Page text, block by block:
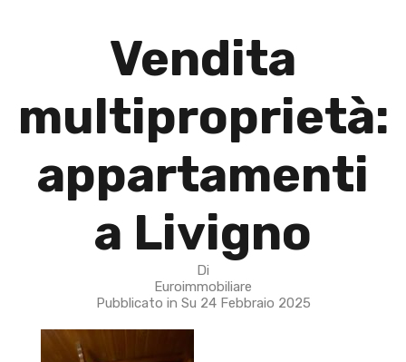
Vendita
multiproprietà:
appartamenti
a Livigno
Di
Euroimmobiliare
Pubblicato in Su 24 Febbraio 2025